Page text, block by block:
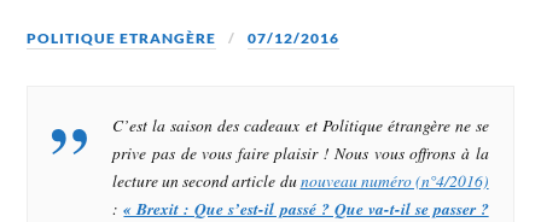
POLITIQUE ETRANGÈRE 07/12/2016
C’est la saison des cadeaux et Politique étrangèrene se
prive pas de vous faire plaisir ! Nous vous offrons à la
lecture un second article dunouveau numéro (n°4/2016)
:« Brexit : Que s’est-il passé ? Que va-t-il se passer ?